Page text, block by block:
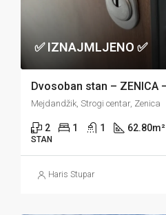
✅ IZNAJMLJENO ✅
Mejdandžik, Strogi centar, Zenica
2 1 1 62.80m²
STAN
Haris Stupar